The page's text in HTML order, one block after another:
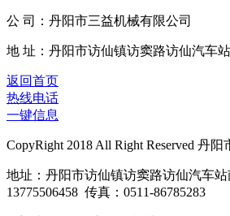
公 司：丹阳市三益机械有限公司
地 址：丹阳市访仙镇访窦路访仙汽车
返回首页
热线电话
一键信息
CopyRight 2018 All Right Reserved 丹
地址：丹阳市访仙镇访窦路访仙汽车站
13775506458 传真：0511-86785283